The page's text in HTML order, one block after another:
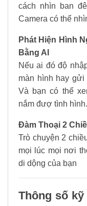
cách nhìn ban
Camera có thể
Phát Hiện Hình
Bằng AI
Nếu ai đó độ
màn hình hay gửi
Và bạn có thể
nắm đượ tình hình.
Đàm Thoại 2
Trò chuyện 2
mọi lúc mọi nơi
di dộng của bạn
Thông số